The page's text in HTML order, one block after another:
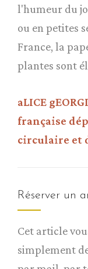
l'humeur du
ou en petites
France, la
plantes sont
aLICE
française
circulaire et
Réserver un
Cet article
simplement